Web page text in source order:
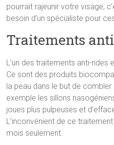
pourrait rajeunir votre visage,
besoin d’un spécialiste pour
Traitements
L’un des traitements anti-rides
Ce sont des produits
la peau dans le but de
exemple les sillons
joues plus pulpeuses et
L’inconvénient de ce
mois seulement.